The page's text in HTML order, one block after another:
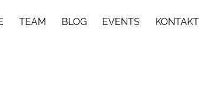
TEAM BLOG EVENTS KONTAKT